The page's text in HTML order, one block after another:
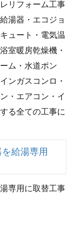
リフォーム工事
湯器・エコジョ
ュート・電気温
室暖房乾燥機・
ム・水道ポン
ンガスコンロ・
・エアコン・イ
る全ての工事に
給湯専用